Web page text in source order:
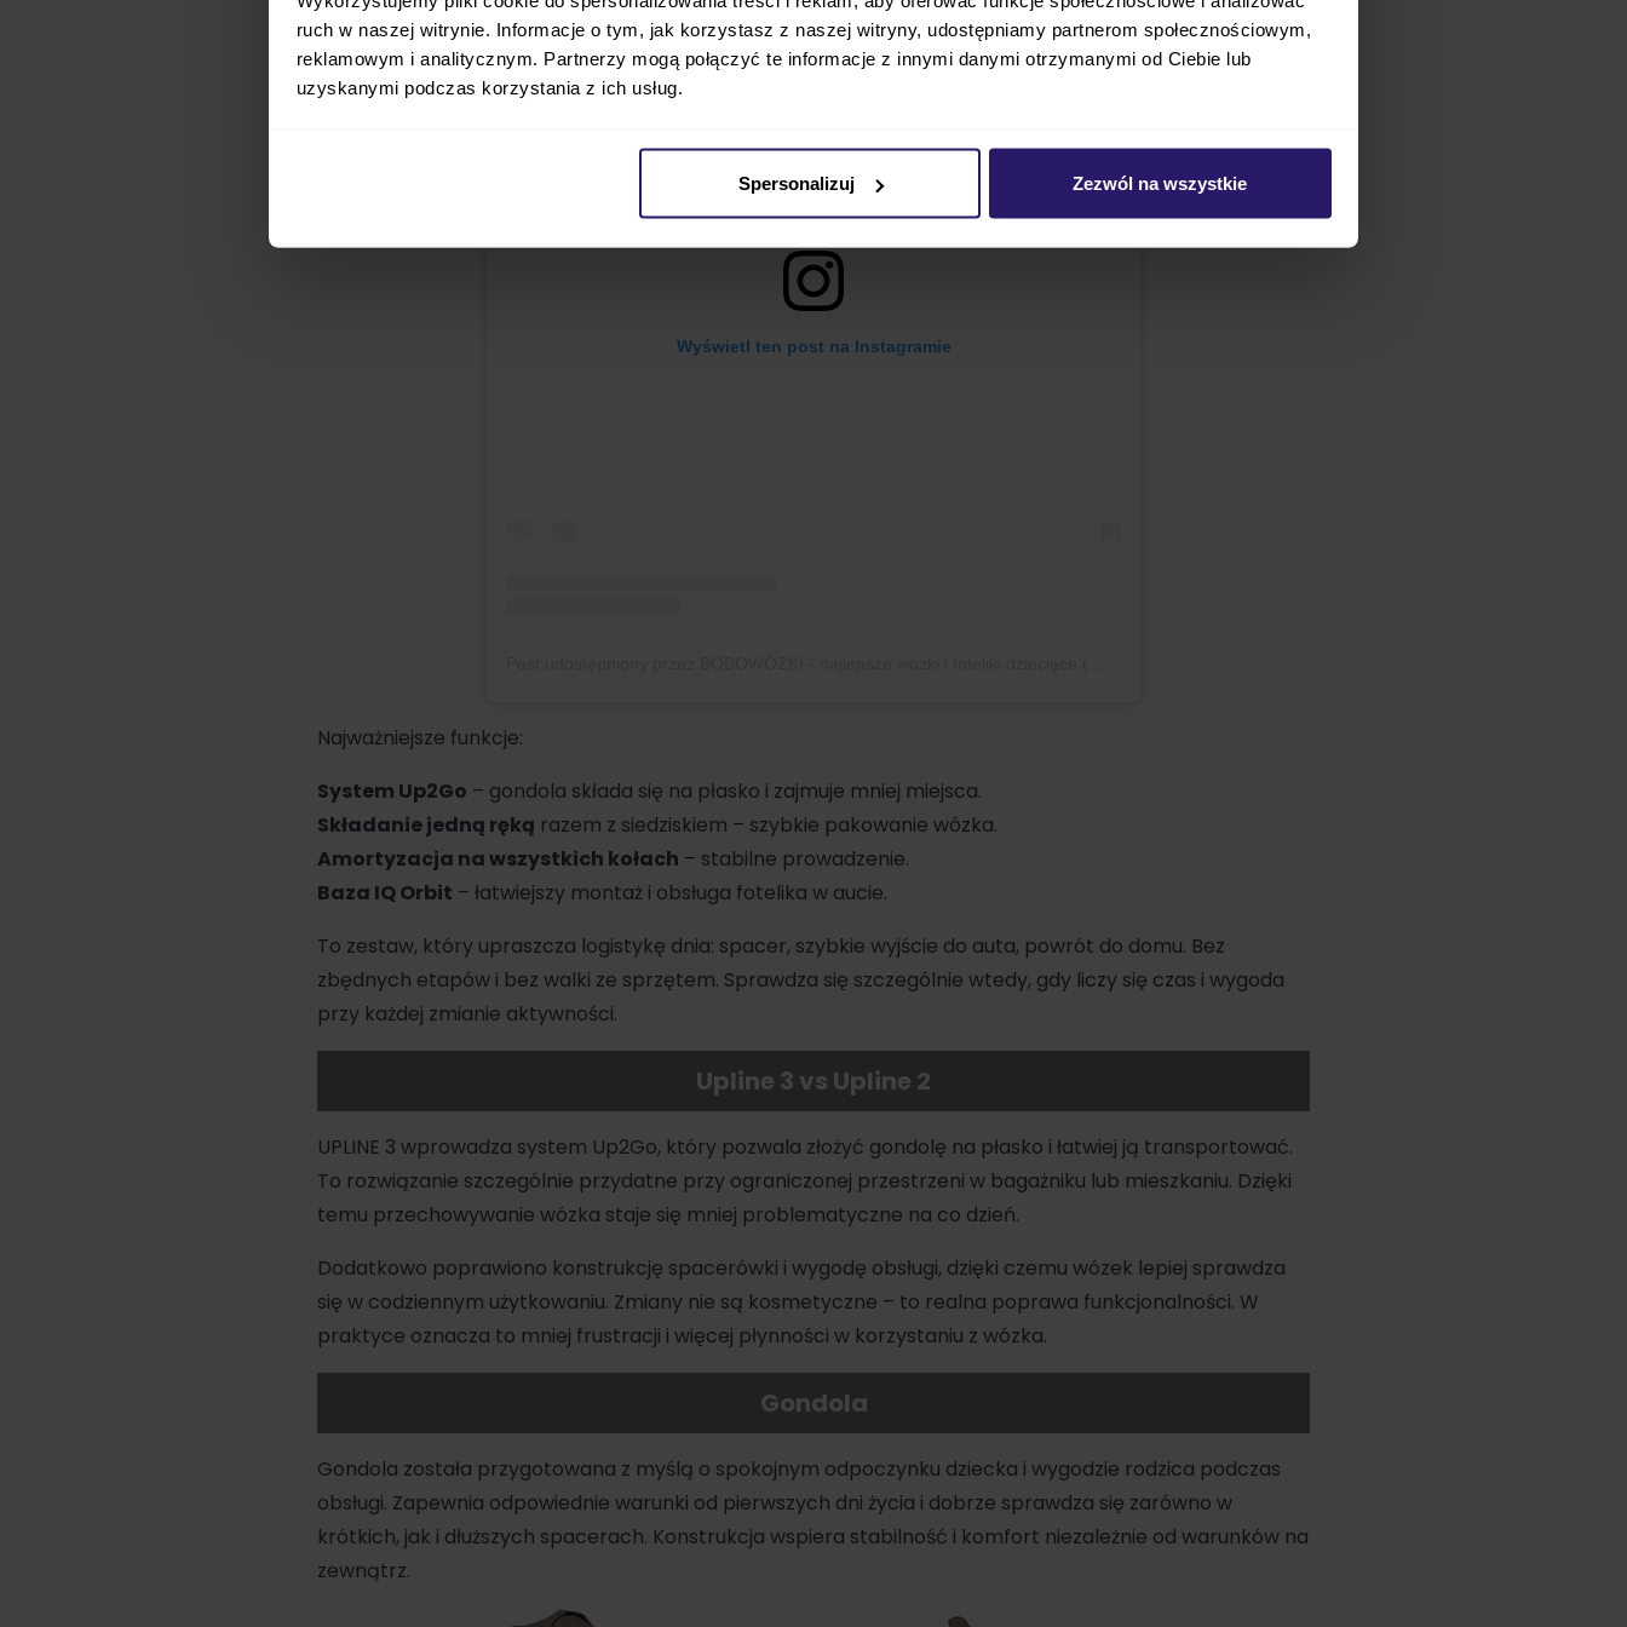
ruch w naszej witrynie. Informacje o tym, jak korzystasz z naszej witryny, udostępniamy partnerom społecznościowym,
reklamowym i analitycznym. Partnerzy mogą połączyć te informacje z innymi danymi otrzymanymi od Ciebie lub
uzyskanymi podczas korzystania z ich usług.
Spersonalizuj Zezwól na wszystkie
Wyświetl ten post na Instagramie
Najważniejsze funkcje:
System Up2Go – gondola składa się na płasko i zajmuje mniej miejsca.
Składanie jedną ręką razem z siedziskiem – szybkie pakowanie wózka.
Amortyzacja na wszystkich kołach – stabilne prowadzenie.
Baza IQ Orbit – łatwiejszy montaż i obsługa fotelika w aucie.
To zestaw, który upraszcza logistykę dnia: spacer, szybkie wyjście do auta, powrót do domu. Bez
zbędnych etapów i bez walki ze sprzętem. Sprawdza się szczególnie wtedy, gdy liczy się czas i wygoda
przy każdej zmianie aktywności.
Upline 3 vs Upline 2
UPLINE 3 wprowadza system Up2Go, który pozwala złożyć gondolę na płasko i łatwiej ją transportować.
To rozwiązanie szczególnie przydatne przy ograniczonej przestrzeni w bagażniku lub mieszkaniu. Dzięki
temu przechowywanie wózka staje się mniej problematyczne na co dzień.
Dodatkowo poprawiono konstrukcję spacerówki i wygodę obsługi, dzięki czemu wózek lepiej sprawdza
się w codziennym użytkowaniu. Zmiany nie są kosmetyczne – to realna poprawa funkcjonalności. W
praktyce oznacza to mniej frustracji i więcej płynności w korzystaniu z wózka.
Gondola
Gondola została przygotowana z myślą o spokojnym odpoczynku dziecka i wygodzie rodzica podczas
obsługi. Zapewnia odpowiednie warunki od pierwszych dni życia i dobrze sprawdza się zarówno w
krótkich, jak i dłuższych spacerach. Konstrukcja wspiera stabilność i komfort niezależnie od warunków na
zewnątrz.